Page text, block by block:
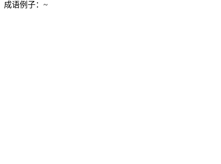
成语例子： ~